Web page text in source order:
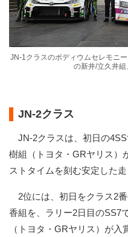
JN-1クラスのポディウムセレモニ
の新井/立久井組
JN-2クラス
JN-2クラスは、初日の
樹組（トヨタ・GRヤリス）
ストタイムを刻む安定した
2位には、初日をクラス2
香組を、ラリー2日目のSS7
（トヨタ・GRヤリス）が